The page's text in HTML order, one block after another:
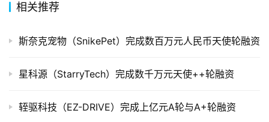
购
组
公
上
市
相关推荐
斯奈克宠物（SnikePet）完成数百万元人民币天使轮融资
星科源（StarryTech）完成数千万元天使++轮融资
轾驱科技（EZ-DRIVE）完成上亿元A轮与A+轮融资